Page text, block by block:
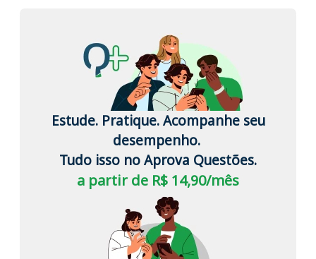
Estude. Pratique. Acompanhe seu
desempenho.
Tudo isso no Aprova Questões.
a partir de R$ 14,90/mês